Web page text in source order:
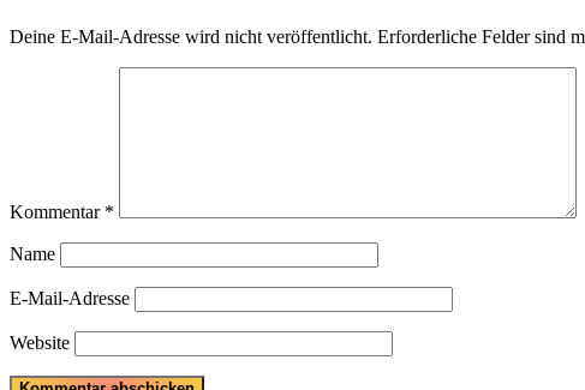
Deine E-Mail-Adresse wird nicht veröffentlicht. Erforderliche Felder sind
Kommentar *
Name
E-Mail-Adresse
Website